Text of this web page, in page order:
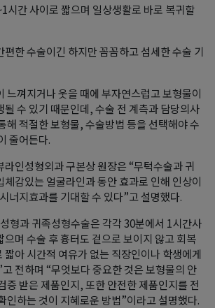
시간 사이로 짧으며 일상생활로 바로 복귀할
한 수술이긴 하지만 꼼꼼하고 섬세한 수술 기
느껴지거나 웃을 때에 부자연스럽고 보형물이
수 있기 때문인데, 수술 전 계측과 담당의사
해 적절한 보형물, 수술방법 등을 선택해야 수
줄어든다.
라인성형외과 구본상 원장은 “무턱수술과 귀
감있는 얼굴라인과 동안 효과로 인해 인상이
너지효과를 기대할 수 있다”고 설명했다.
형과 귀족성형수술은 각각 30분에서 1시간사
으며 수술 후 흉터도 겉으로 보이지 않고 회복
짧아 시간적 여유가 없는 직장인이나 학생에게
전하며 “무엇보다 중요한 것은 보형물의 안
증 받은 제품인지, 또한 안전한 제품인지를 전
인하는 것이 지혜로운 방법”이라고 설명했다.